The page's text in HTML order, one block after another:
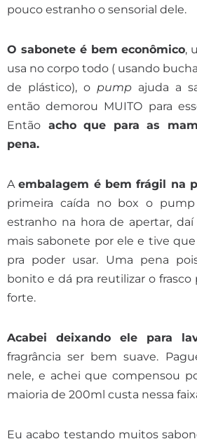
pouco estranho o sensorial dele.
O sabonete é bem econômico,
usa no corpo todo ( usando
de plástico), o pump ajuda a
então demorou MUITO para
Então acho que para as
pena.
Aembalagem é bem frágil na
primeira caída no box o
estranho na hora de apertar,
mais sabonete por ele e tive
pra poder usar. Uma pena
bonito e dá pra reutilizar o
forte.
Acabei deixando ele para
fragrância ser bem suave.
nele, e achei que compensou
maioria de 200ml custa nessa
Eu acabo testando muitos